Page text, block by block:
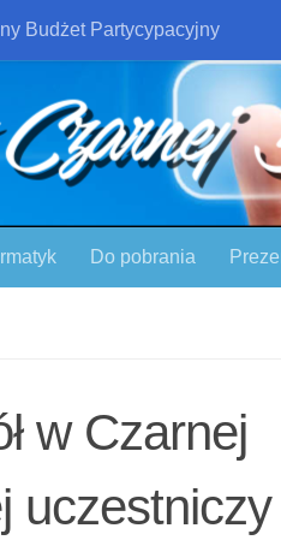
Budżet Partycypacyjny
Do pobrania
w Czarnej
uczestniczy